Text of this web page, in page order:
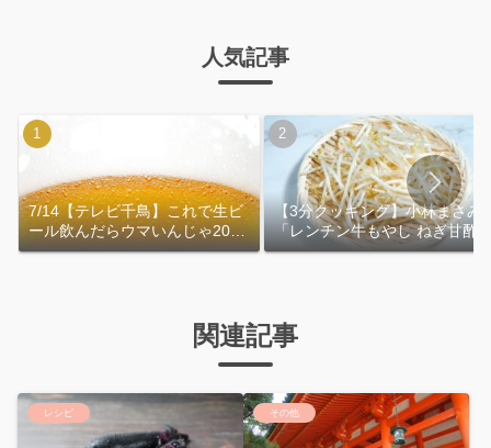
人気記事
7/14【テレビ千鳥】これで生ビ
ール飲んだらウマいんじゃ2026
｜おおよその作り方
【3分クッキング】小林まさみ
「レンチン牛もやし ねぎ甘酢
れ」作り方
関連記事
レシピ その他